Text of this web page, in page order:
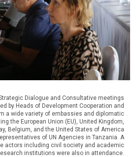
Dialogue and Consultative meetings
by Heads of Development Cooperation and
a wide variety of embassies and diplomatic
the European Union (EU), United Kingdom,
Belgium, and the United States of America
of UN Agencies in Tanzania. A
actors including civil society and academic
institutions were also in attendance.